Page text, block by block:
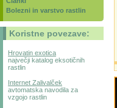
Bolezni in varstvo rastlin
Koristne povezave:
Hrovatin exotica
največji katalog eksotičnih
rastlin
Internet Zalivalček
avtomatska navodila za
vzgojo rastlin